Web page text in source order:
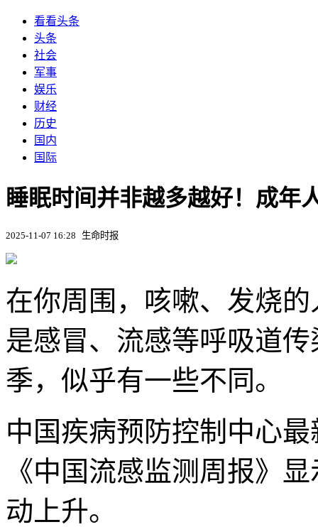
看看头条
头条
社会
军事
娱乐
财经
历史
国内
国际
睡眠时间并非越多越好！成年
2025-11-07 16:28 生命时报
在你周围，咳嗽、发烧
是感冒、流感等呼吸道
季，似乎有一些不同。
中国疾病预防控制中心
《中国流感监测周报》
动上升。